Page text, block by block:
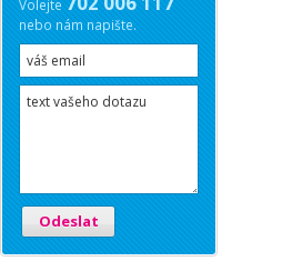
Volejte
nebo nám napište.
Odeslat